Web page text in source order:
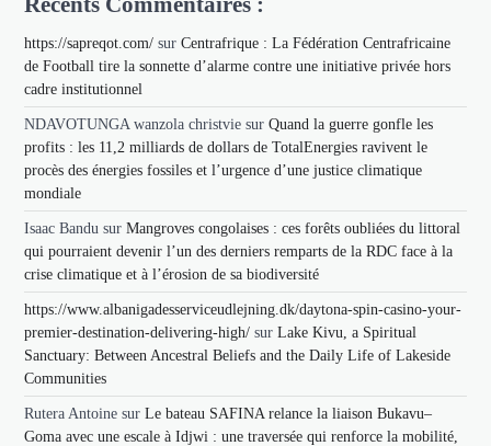
https://sapreqot.com/ surCentrafrique : La Fédération Centrafricaine
de Football tire la sonnette d’alarme contre une initiative privée hors
cadre institutionnel
NDAVOTUNGA wanzola christvie surQuand la guerre gonfle les
profits : les 11,2 milliards de dollars de TotalEnergies ravivent le
procès des énergies fossiles et l’urgence d’une justice climatique
mondiale
Isaac Bandu surMangroves congolaises : ces forêts oubliées du littoral
qui pourraient devenir l’un des derniers remparts de la RDC face à la
crise climatique et à l’érosion de sa biodiversité
https://www.albanigadesserviceudlejning.dk/daytona-spin-casino-your-
premier-destination-delivering-high/ surLake Kivu, a Spiritual
Sanctuary: Between Ancestral Beliefs and the Daily Life of Lakeside
Communities
Rutera Antoine surLe bateau SAFINA relance la liaison Bukavu–
Goma avec une escale à Idjwi : une traversée qui renforce la mobilité,